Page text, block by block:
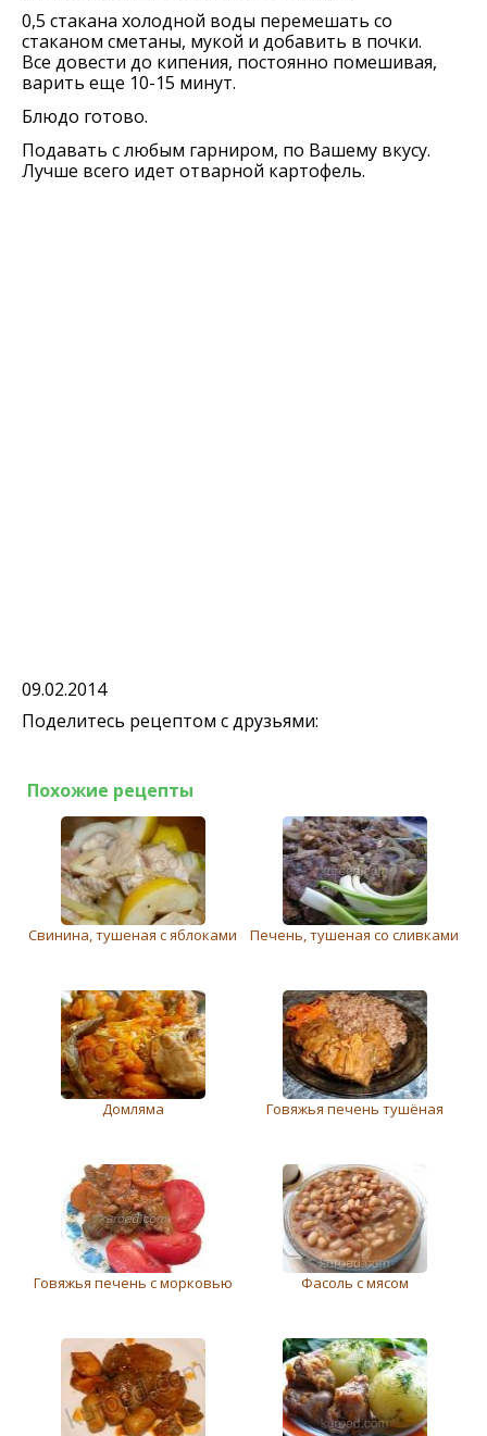
0,5 стакана холодной воды перемешать со
стаканом сметаны, мукой и добавить в почки.
Все довести до кипения, постоянно помешивая,
варить еще 10-15 минут.
Блюдо готово.
Подавать с любым гарниром, по Вашему вкусу.
Лучше всего идет отварной картофель.
09.02.2014
Поделитесь рецептом с друзьями:
Похожие рецепты
Свинина, тушеная с яблоками Печень, тушеная со сливками
Домляма Говяжья печень тушёная
Говяжья печень с морковью Фасоль с мясом